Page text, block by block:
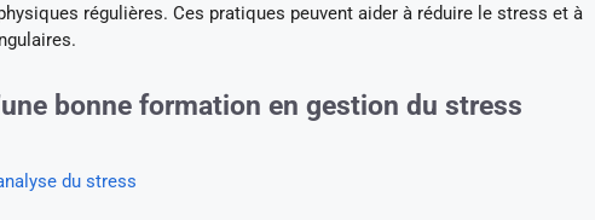
régulières. Ces pratiques peuvent aider à réduire le stress et à
bonne formation en gestion du stress
du stress